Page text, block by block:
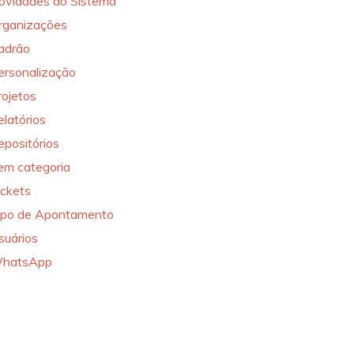
categoria
de Apontamento